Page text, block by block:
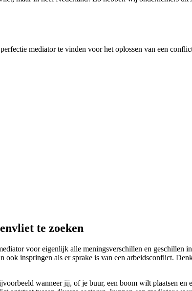
mediator te vinden voor het oplossen van een
te zoeken
voor eigenlijk alle meningsverschillen en geschillen
inspringen als er sprake is van een arbeidsconflict.
wanneer jij, of je buur, een boom wilt plaatsen en